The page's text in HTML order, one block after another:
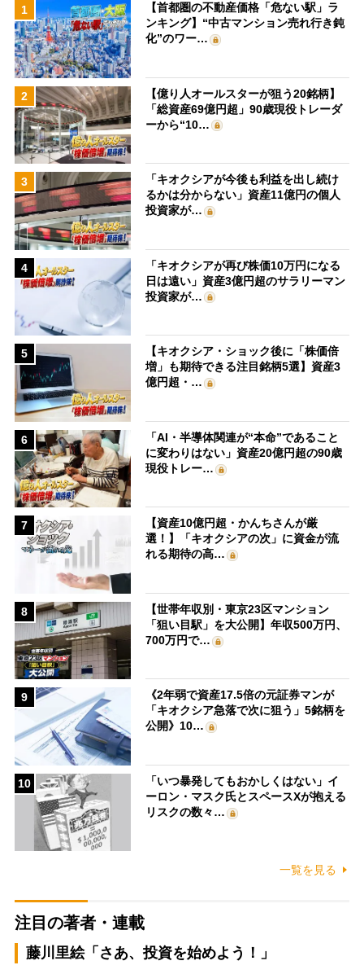
1
【首都圏の不動産価格「危ない駅」ラ
ンキング】“中古マンション売れ行き鈍
化”のワー…
2
【億り人オールスターが狙う20銘柄】
「総資産69億円超」90歳現役トレーダ
ーから“10…
3
「キオクシアが今後も利益を出し続け
るかは分からない」資産11億円の個人
投資家が…
4
「キオクシアが再び株価10万円になる
日は遠い」資産3億円超のサラリーマン
投資家が…
5
【キオクシア・ショック後に「株価倍
増」も期待できる注目銘柄5選】資産3
億円超・…
6
「AI・半導体関連が“本命”であること
に変わりはない」資産20億円超の90歳
現役トレー…
7
【資産10億円超・かんちさんが厳
選！】「キオクシアの次」に資金が流
れる期待の高…
8
【世帯年収別・東京23区マンション
「狙い目駅」を大公開】年収500万円、
700万円で…
9
《2年弱で資産17.5倍の元証券マンが
「キオクシア急落で次に狙う」5銘柄を
公開》10…
10
「いつ暴発してもおかしくはない」イ
ーロン・マスク氏とスペースXが抱える
リスクの数々…
一覧を見る
注目の著者・連載
藤川里絵「さあ、投資を始めよう！」